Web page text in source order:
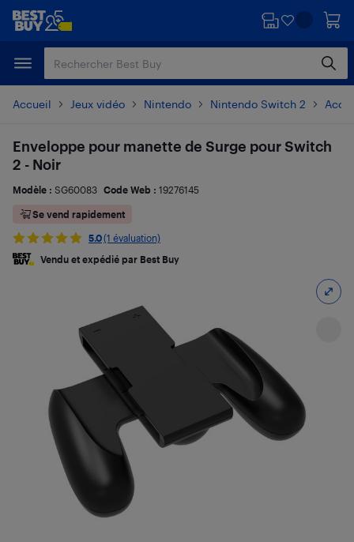
Passer
principal
Passer
Accueil Jeux vidéo Nintendo Nintendo Switch 2
Enveloppe pour manette de Surge pour Switch
2 - Noir
Modèle : SG60083 Code Web : 19276145
Se vend rapidement
5.0(1 évaluation)
Vendu et expédié par Best Buy